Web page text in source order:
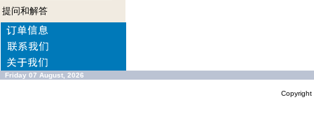
提问和解答
Friday 07 August, 2026